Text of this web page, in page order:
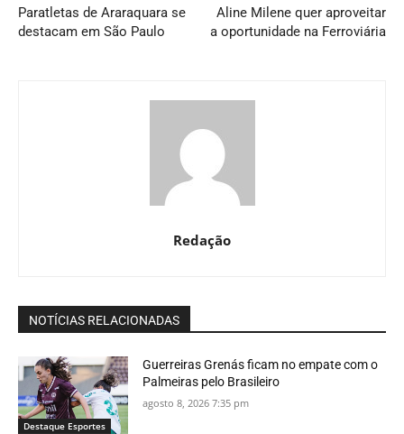
Paratletas de Araraquara se
destacam em São Paulo
Aline Milene quer aproveitar
a oportunidade na Ferroviária
Redação
NOTÍCIAS RELACIONADAS
Destaque Esportes
Guerreiras Grenás ficam no empate com o
Palmeiras pelo Brasileiro
agosto 8, 2026 7:35 pm